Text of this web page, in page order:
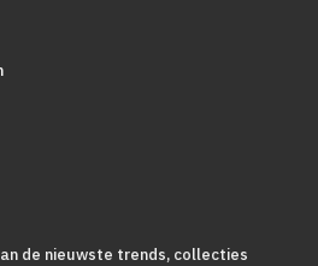
de nieuwste trends, collecties